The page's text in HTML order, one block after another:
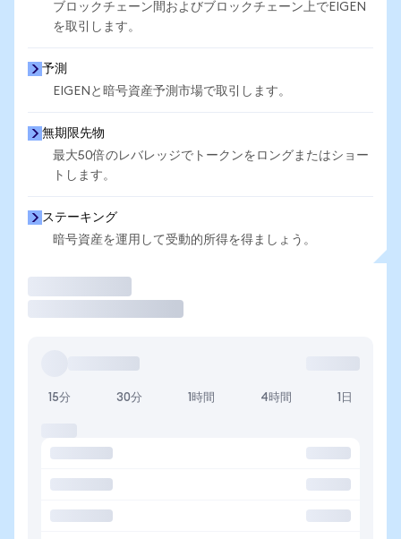
ブロックチェーン間およびブロックチェーン上でEIGEN
を取引します。
予測
EIGENと暗号資産予測市場で取引します。
無期限先物
最大50倍のレバレッジでトークンをロングまたはショー
トします。
ステーキング
暗号資産を運用して受動的所得を得ましょう。
15分 30分 1時間 4時間 1日